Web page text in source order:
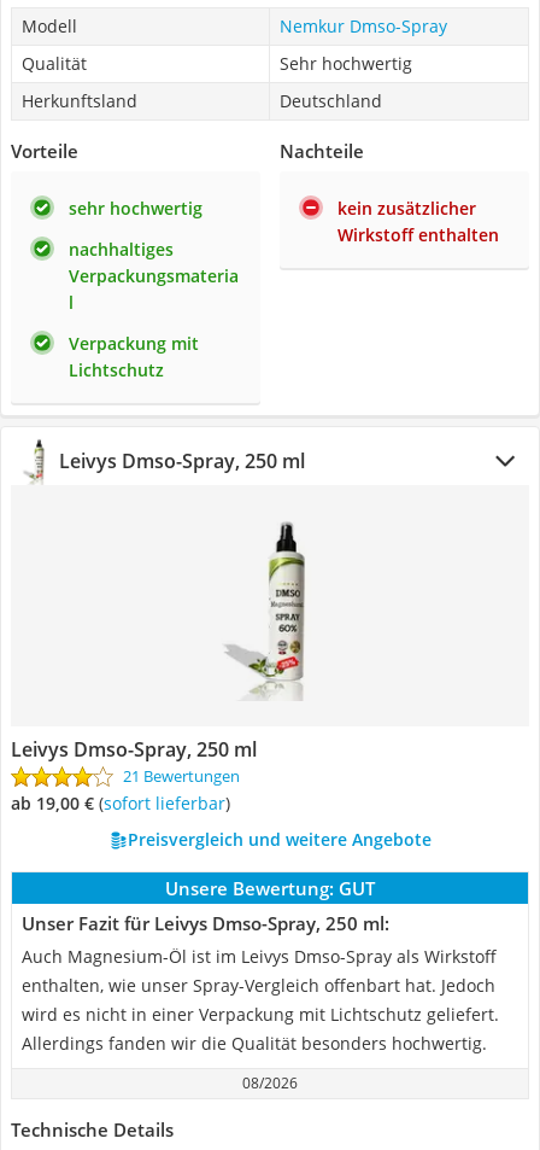
Modell
Nemkur Dmso-Spray
Qualität
Sehr hochwertig
Herkunftsland
Deutschland
Vorteile
sehr hochwertig
nachhaltiges
Verpackungsmateria
l
Verpackung mit
Lichtschutz
Nachteile
kein zusätzlicher
Wirkstoff enthalten
Leivys Dmso-Spray, 250 ml
Leivys Dmso-Spray, 250 ml
21 Bewertungen
ab 19,00 € ( Sofort lieferbar)
Preisvergleich und weitere Angebote
Unsere Bewertung: GUT
Unser Fazit für Leivys Dmso-Spray, 250 ml:
Auch Magnesium-Öl ist im Leivys Dmso-Spray als Wirkstoff
enthalten, wie unser Spray-Vergleich offenbart hat. Jedoch
wird es nicht in einer Verpackung mit Lichtschutz geliefert.
Allerdings fanden wir die Qualität besonders hochwertig.
08/2026
Technische Details